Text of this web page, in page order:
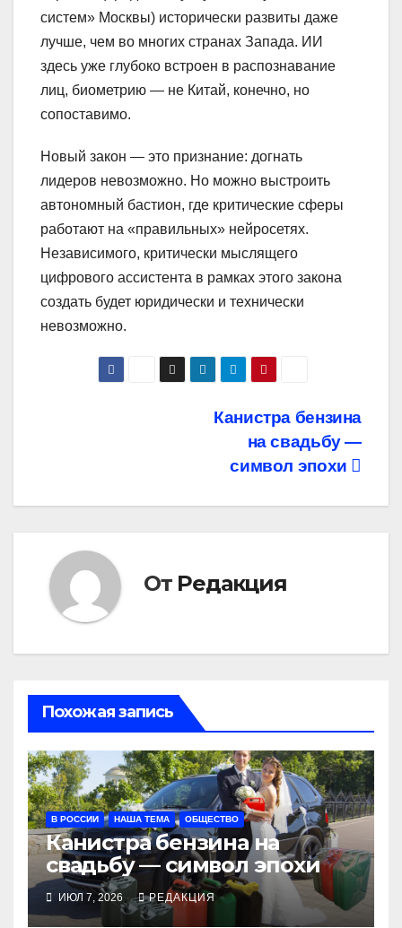
систем» Москвы) исторически развиты даже
лучше, чем во многих странах Запада. ИИ
здесь уже глубоко встроен в распознавание
лиц, биометрию — не Китай, конечно, но
сопоставимо.
Новый закон — это признание: догнать
лидеров невозможно. Но можно выстроить
автономный бастион, где критические сферы
работают на «правильных» нейросетях.
Независимого, критически мыслящего
цифрового ассистента в рамках этого закона
создать будет юридически и технически
невозможно.
записям
Канистра бензина
на свадьбу —
символ эпохи
От Редакция
Похожая запись
В РОССИИ НАША ТЕМА ОБЩЕСТВО
Канистра бензина на
свадьбу — символ эпохи
ИЮЛ 7, 2026 РЕДАКЦИЯ